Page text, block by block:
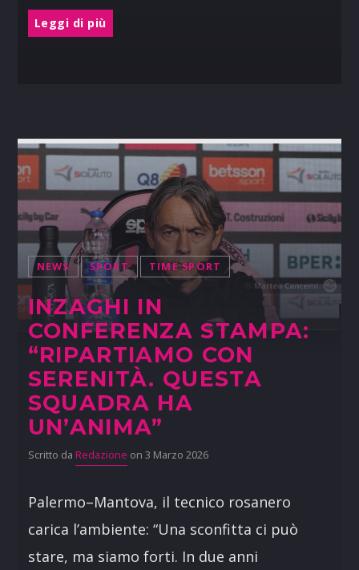
Leggi di più
NEWS SPORT TIME SPORT
INZAGHI IN
CONFERENZA STAMPA:
“RIPARTIAMO CON
SERENITÀ. QUESTA
SQUADRA HA
UN’ANIMA”
Scritto da Redazione on 3 Marzo 2026
Palermo–Mantova, il tecnico rosanero
carica l’ambiente: “Una sconfitta ci può
stare, ma siamo forti. In due anni